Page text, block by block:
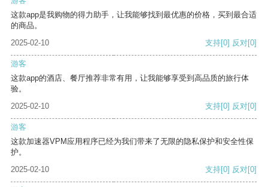
这款app是我购物的得力助手，让我能够找到最优惠的价格，买到最合适
的商品。
2025-02-10
支持[0] 反对[0]
游客
这款app的酒店、餐厅推荐非常有用，让我能够享受到高品质的旅行体
验。
2025-02-10
支持[0] 反对[0]
游客
这款加速器VPM应用程序已经为我们带来了无限的隐私保护和安全性保
护。
2025-02-10
支持[0] 反对[0]